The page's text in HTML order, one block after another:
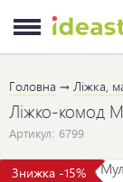
Головна Ліжка,
Ліжко-комод
Артикул: 6799
Знижка -15%